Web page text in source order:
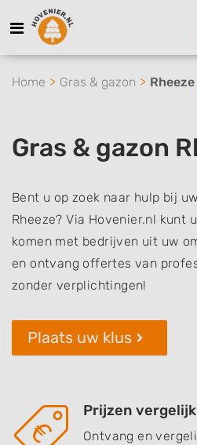
Home Gras & gazon Rheeze
Gras & gazon
Bent u op zoek naar hulp bij
Rheeze? Via Hovenier.nl kunt
komen met bedrijven uit uw
en ontvang offertes van
zonder verplichtingen!
Plaats uw klus
Prijzen
Ontvang en